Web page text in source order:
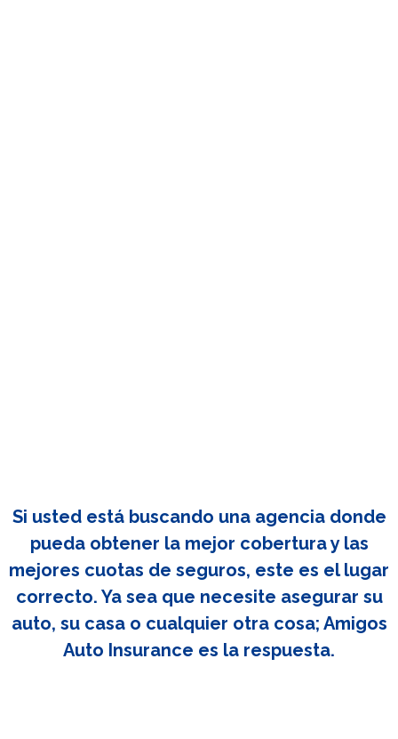
Si usted está buscando una agencia donde
pueda obtener la mejor cobertura y las
mejores cuotas de seguros, este es el lugar
correcto. Ya sea que necesite asegurar su
auto, su casa o cualquier otra cosa; Amigos
Auto Insurance es la respuesta.